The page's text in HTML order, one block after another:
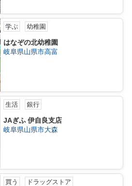
学ぶ 幼稚園
はなぞの北幼稚園
岐阜県山県市高富
生活 銀行
JAぎふ 伊自良支店
岐阜県山県市大森
買う ドラッグストア